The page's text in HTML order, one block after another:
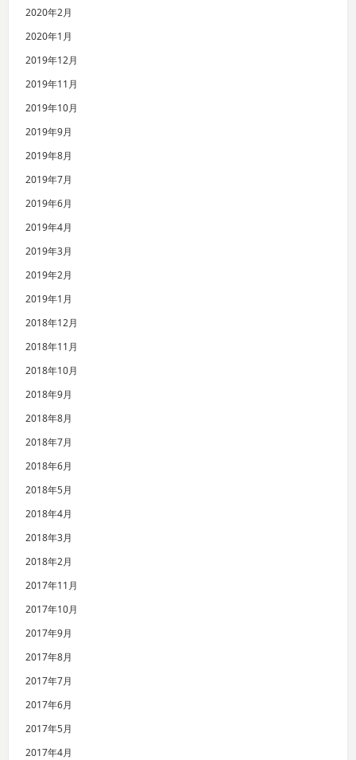
2020年2月
2020年1月
2019年12月
2019年11月
2019年10月
2019年9月
2019年8月
2019年7月
2019年6月
2019年4月
2019年3月
2019年2月
2019年1月
2018年12月
2018年11月
2018年10月
2018年9月
2018年8月
2018年7月
2018年6月
2018年5月
2018年4月
2018年3月
2018年2月
2017年11月
2017年10月
2017年9月
2017年8月
2017年7月
2017年6月
2017年5月
2017年4月